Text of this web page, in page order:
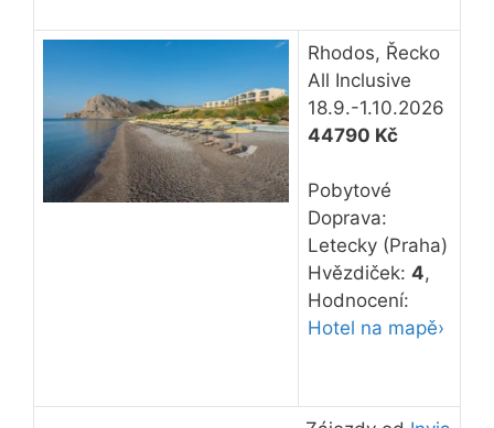
Rhodos, Řecko
All Inclusive
18.9.-1.10.2026
44790 Kč
Pobytové
Doprava:
Letecky (Praha)
Hvězdiček: 4,
Hodnocení:
Hotel na mapě›